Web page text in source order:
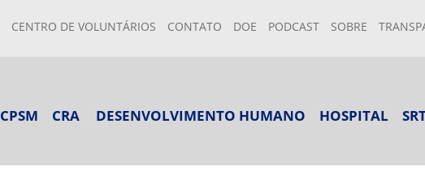
CENTRO DE VOLUNTÁRIOS CONTATO DOE PODCAST SOBRE
CPSM CRA DESENVOLVIMENTO HUMANO HOSPITAL